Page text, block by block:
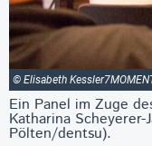
© Elisabeth
Ein Panel im Zuge
Katharina
Pölten/dentsu).